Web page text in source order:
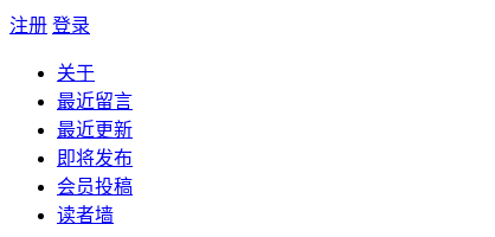
注册 登录
关于
最近留言
最近更新
即将发布
会员投稿
读者墙